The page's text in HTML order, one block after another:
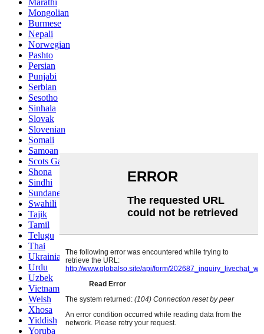
Marathi
Mongolian
Burmese
Nepali
Norwegian
Pashto
Persian
Punjabi
Serbian
Sesotho
Sinhala
Slovak
Slovenian
Somali
Samoan
Scots Gaelic
Shona
Sindhi
Sundanese
Swahili
Tajik
Tamil
Telugu
Thai
Ukrainian
Urdu
Uzbek
Vietnamese
Welsh
Xhosa
Yiddish
Yoruba